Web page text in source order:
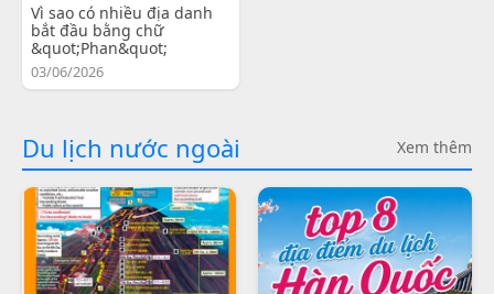
Vì sao có nhiều địa danh
bắt đầu bằng chữ
&quot;Phan&quot;
03/06/2026
Du lịch nước ngoài Xem thêm